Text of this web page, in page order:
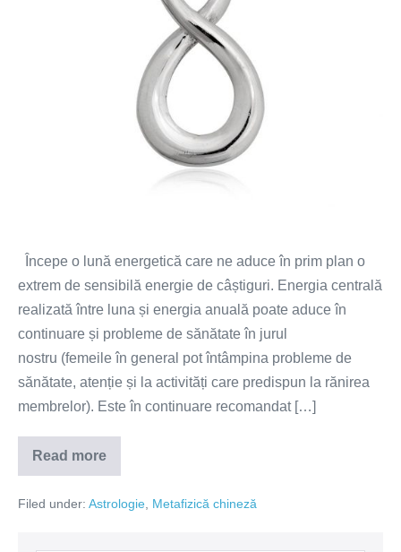
Începe o lună energetică care ne aduce în prim plan o
extrem de sensibilă energie de câștiguri. Energia centrală
realizată între luna și energia anuală poate aduce în
continuare și probleme de sănătate în jurul
nostru (femeile în general pot întâmpina probleme de
sănătate, atenție și la activități care predispun la rănirea
membrelor). Este în continuare recomandat […]
Read more
Perioada
1
30
Filed under: Astrologie Metafizică chineză